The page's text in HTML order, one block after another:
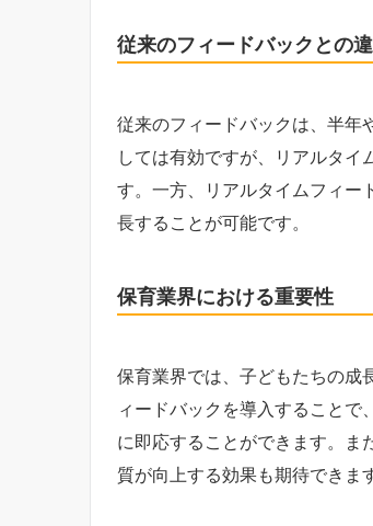
従来のフィードバックとの
従来のフィードバックは、半年
しては有効ですが、リアルタイ
す。一方、リアルタイムフィー
長することが可能です。
保育業界における重要性
保育業界では、子どもたちの成
ィードバックを導入すること
に即応することができます。ま
質が向上する効果も期待できま